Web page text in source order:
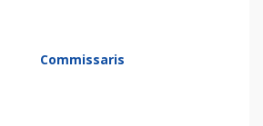
Commissaris